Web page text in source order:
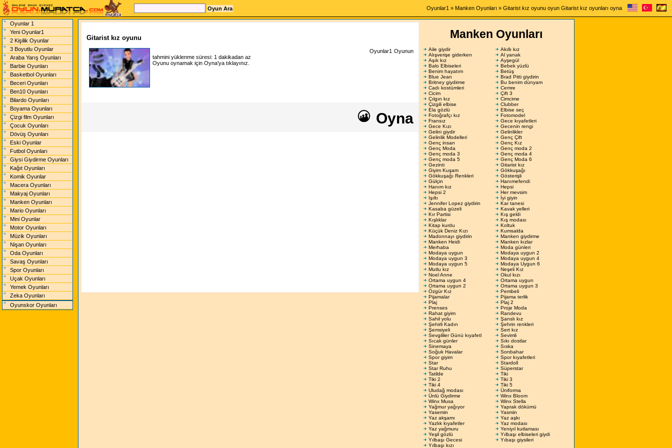
Oyunlar1 » Manken Oyunları » Gitarist kız oyunu oyun Gitarist kız oyunları oyna
Oyunlar 1
Yeni Oyunlar1
2 Kişilik Oyunlar
3 Boyutlu Oyunlar
Araba Yarış Oyunları
Barbie Oyunları
Basketbol Oyunları
Beceri Oyunları
Ben10 Oyunları
Bilardo Oyunları
Boyama Oyunları
Çizgi film Oyunları
Çocuk Oyunları
Dövüş Oyunları
Eski Oyunlar
Futbol Oyunları
Giysi Giydirme Oyunları
Kağıt Oyunları
Komik Oyunlar
Macera Oyunları
Makyaj Oyunları
Manken Oyunları
Mario Oyunları
Mini Oyunlar
Motor Oyunları
Müzik Oyunları
Nişan Oyunları
Oda Oyunları
Savaş Oyunları
Spor Oyunları
Uçak Oyunları
Yemek Oyunları
Zeka Oyunları
Oyunskor Oyunları
Gitarist kız oyunu
Oyunlar1 Oyunun
tahmini yüklenme süresi: 1 dakikadan az
Oyunu oynamak için Oyna'ya tıklayınız.
Oyna
Manken Oyunları
Aile giydir
Akıllı kız
Alışverişe giderken
Al yanak
Aşık kız
Ayşegül
Balo Elbiseleri
Bebek yüzlü
Benim hayatım
Betüş
Blue Jean
Brad Pitti giydirin
Britney giydirme
Bu benim dünyam
Cadı kostümleri
Cemre
Cicim
Çift 3
Çılgın kız
Cimcime
Çizgili elbise
Clubber
Ela gözlü
Elbise seç
Fotoğrafçı kız
Fotomodel
Fransız
Gece kıyafetleri
Gece Kızı
Gecenin rengi
Gelini giydir
Gelinlikler
Gelinlik Modelleri
Genç Çift
Genç insan
Genç Kız
Genç Moda
Genç moda 2
Genç moda 3
Genç moda 4
Genç moda 5
Genç Moda 6
Gezinti
Gitarist kız
Giyim Kuşam
Gökkuşağı
Gökkuşağı Renkleri
Gösterişli
Gülçin
Hanımefendi
Hanım kız
Hepsi
Hepsi 2
Her mevsim
Işıltı
İyi giyin
Jennifer Lopez giydirin
Kar tanesi
Kasaba güzeli
Kavak yelleri
Kır Partisi
Kış geldi
Kışlıklar
Kış modası
Kitap kurdu
Koltuk
Küçük Deniz Kızı
Kumsalda
Madonnayı giydirin
Manken giydirme
Manken Heidi
Manken kızlar
Merhaba
Moda günleri
Modaya uygun
Modaya uygun 2
Modaya uygun 3
Modaya uygun 4
Modaya uygun 5
Modaya Uygun 6
Mutlu kız
Neşeli Kız
Noel Anne
Okul kızı
Ortama uygun 4
Ortama uygun
Ortama uygun 2
Ortama uygun 3
Özgür Kız
Pembeli
Pijamalar
Pijama terlik
Plaj
Plaj 2
Prenses
Proje Moda
Rahat giyim
Randevu
Sahil yolu
Şanslı kız
Şehirli Kadın
Şehrin renkleri
Şemsiyeli
Sert kız
Sevgililer Günü kıyafetl
Sevimli
Sıcak günler
Sıkı dostlar
Sinemaya
Sıska
Soğuk Havalar
Sonbahar
Spor giyim
Spor kıyafetleri
Star
Stardoll
Star Ruhu
Süperstar
Tatilde
Tiki
Tiki 2
Tiki 3
Tiki 4
Tiki 5
Uludağ modası
Üniforma
Ünlü Giydirme
Winx Bloom
Winx Musa
Winx Stella
Yağmur yağıyor
Yaprak dökümü
Yasemin
Yasmin
Yaz akşamı
Yaz aşkı
Yazlık kıyafetler
Yaz modası
Yaz yağmuru
Yeniyıl kutlaması
Yeşil gözlü
Yılbaşı elbiseleri giydi
Yılbaşı Gecesi
Yıbaşı giysileri
Yılbaşı kızı